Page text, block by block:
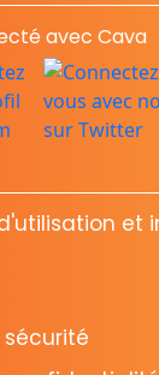
avec Cava
et
sécurité